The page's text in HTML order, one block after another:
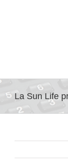
La Sun Life